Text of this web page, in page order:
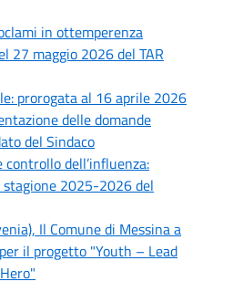
in ottemperenza
27 maggio 2026 del TAR
prorogata al 16 aprile 2026
delle domande
del Sindaco
dell’influenza:
2025-2026 del
Il Comune di Messina a
il progetto "Youth – Lead